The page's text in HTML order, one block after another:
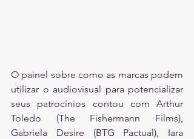
O painel sobre como as marcas podem
utilizar o audiovisual para potencializar
seus patrocínios contou com Arthur
Toledo (The Fishermann Films),
Gabriela Desire (BTG Pactual), Iara